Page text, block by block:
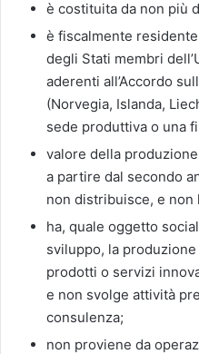
è costituita da non più
è fiscalmente
degli Stati membri
aderenti all’Accordo
(Norvegia, Islanda,
sede produttiva o una
valore della
a partire dal secondo
non distribuisce, e
ha, quale oggetto
sviluppo, la
prodotti o servizi
e non svolge attività
consulenza;
non proviene da